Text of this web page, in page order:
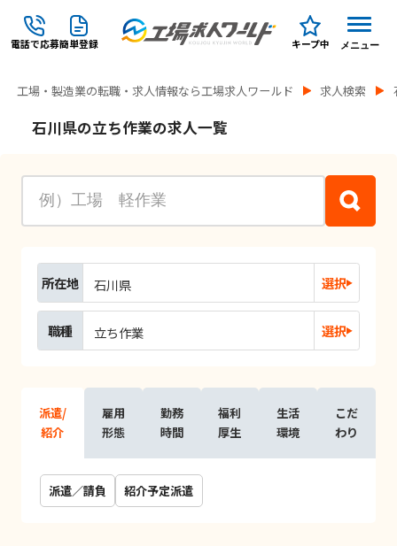
電話で応募簡単登録 キープ中 メニュー
工場・製造業の転職・求人情報なら工場求人ワールド 求人検索
石川県の立ち作業の求人一覧
所在地 石川県 選択
職種 立ち作業 選択
派遣/
紹介
雇用
形態
勤務
時間
福利
厚生
生活
環境
こだ
わり
派遣／請負 紹介予定派遣